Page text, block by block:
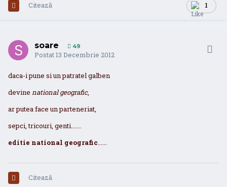
1
Citează
soare 49
Postat13 Decembrie 2012
daca-i pune si un patratel galben
devine national geografic,
ar putea face un parteneriat,
sepci, tricouri, genti.......
editie national geografic......
Citează